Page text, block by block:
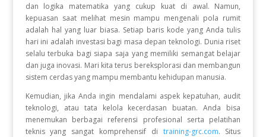
dan logika matematika yang cukup kuat di awal. Namun,
kepuasan saat melihat mesin mampu mengenali pola rumit
adalah hal yang luar biasa. Setiap baris kode yang Anda tulis
hari ini adalah investasi bagi masa depan teknologi. Dunia riset
selalu terbuka bagi siapa saja yang memiliki semangat belajar
dan juga inovasi. Mari kita terus bereksplorasi dan membangun
sistem cerdas yang mampu membantu kehidupan manusia.
Kemudian, jika Anda ingin mendalami aspek kepatuhan, audit
teknologi, atau tata kelola kecerdasan buatan. Anda bisa
menemukan berbagai referensi profesional serta pelatihan
teknis yang sangat komprehensif di training-grc.com. Situs